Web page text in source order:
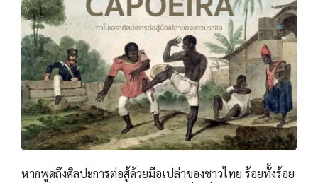
หากพูดถึงศิลปะการต่อสู้ด้วยมือเปล่าของชาวไทย ร้อยทั้งร้อย